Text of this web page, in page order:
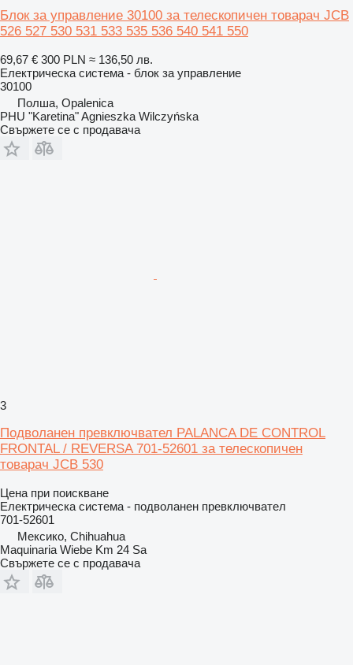
Блок за управление 30100 за телескопичен товарач JCB
526 527 530 531 533 535 536 540 541 550
69,67 € 300 PLN ≈ 136,50 лв.
Електрическа система - блок за управление
30100
Полша, Opalenica
PHU "Karetina" Agnieszka Wilczyńska
Свържете се с продавача
3
Подволанен превключвател PALANCA DE CONTROL
FRONTAL / REVERSA 701-52601 за телескопичен
товарач JCB 530
Цена при поискване
Електрическа система - подволанен превключвател
701-52601
Мексико, Chihuahua
Maquinaria Wiebe Km 24 Sa
Свържете се с продавача